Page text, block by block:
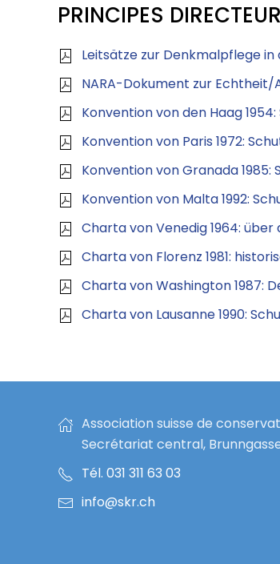
PRINCIPES
Leitsätze zur Denkmalpflege in
NARA-Dokument zur Echtheit/
Konvention von den Haag
Konvention von Paris 1972:
Konvention von Granada
Konvention von Malta 1992:
Charta von Venedig 1964:
Charta von Florenz 1981:
Charta von Washington 1987:
Charta von Lausanne 1990:
Association suisse de
Secrétariat central,
Tél. 031 311 63 03
info@skr.ch